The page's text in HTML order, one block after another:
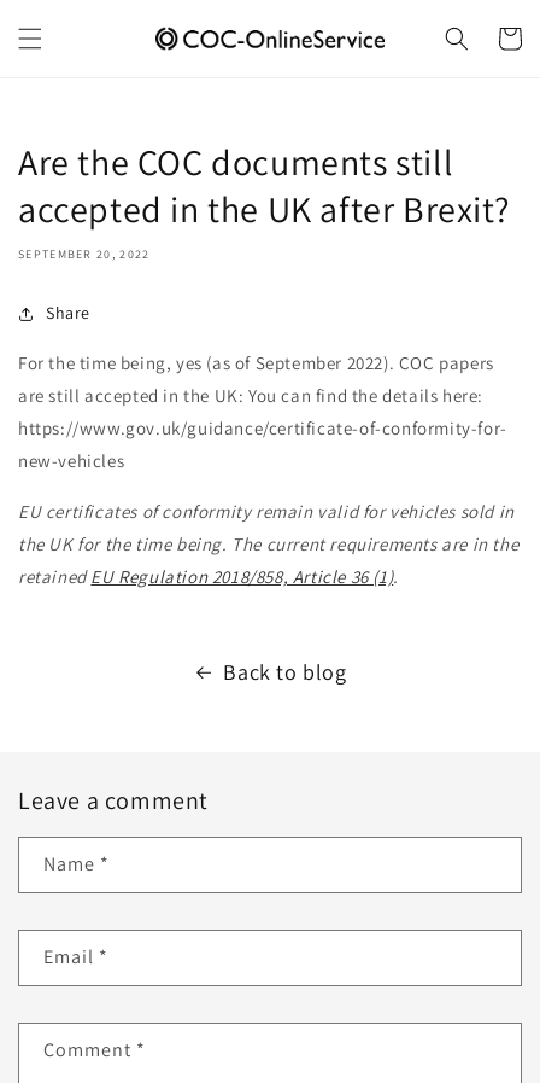
content
Cart
Are the COC documents still
accepted in the UK after Brexit?
SEPTEMBER 20, 2022
Share
For the time being, yes (as of September 2022). COC papers
are still accepted in the UK: You can find the details here:
https://www.gov.uk/guidance/certificate-of-conformity-for-
new-vehicles
EU certificates of conformity remain valid for vehicles sold in
the UK for the time being. The current requirements are in the
retainedEU Regulation 2018/858, Article 36 (1).
Back to blog
Leave a comment
Name *
Email *
Comment *